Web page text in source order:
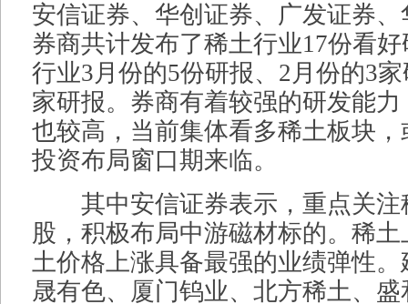
安信证券、华创证券、广发证券
券商共计发布了稀土行业17份看
行业3月份的5份研报、2月份的3
家研报。券商有着较强的研发能
也较高，当前集体看多稀土板块
投资布局窗口期来临。
其中安信证券表示，重点关注
股，积极布局中游磁材标的。稀
土价格上涨具备最强的业绩弹性
晟有色、厦门钨业、北方稀土、